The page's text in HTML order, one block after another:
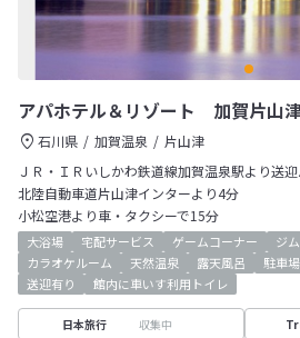
アパホテル＆リゾート 加賀片山
石川県 加賀温泉
片山津
ＪＲ・ＩＲいしかわ鉄道線加賀温泉駅より送
北陸自動車道片山津インターより4分
小松空港より車・タクシーで15分
大浴場 宅配サービス ゲームコーナー ジム
カラオケルーム
天然温泉 露天風呂 駐車
送迎有り
館内に車いす利用トイレ
日本旅行 収集中